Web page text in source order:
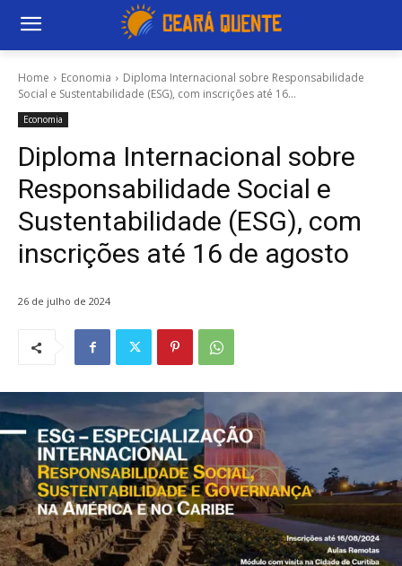
Home Economia
Diploma Internacional sobre Responsabilidade
Social e Sustentabilidade (ESG), com inscrições até 16...
Economia
Diploma Internacional sobre
Responsabilidade Social e
Sustentabilidade (ESG), com
inscrições até 16 de agosto
26 de julho de 2024